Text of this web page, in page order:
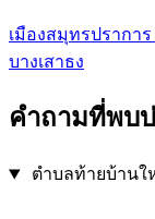
เมืองสมุทรปราการ
บางเสาธง
คำถามที่พบ
ตำบลท้ายบ้านใ